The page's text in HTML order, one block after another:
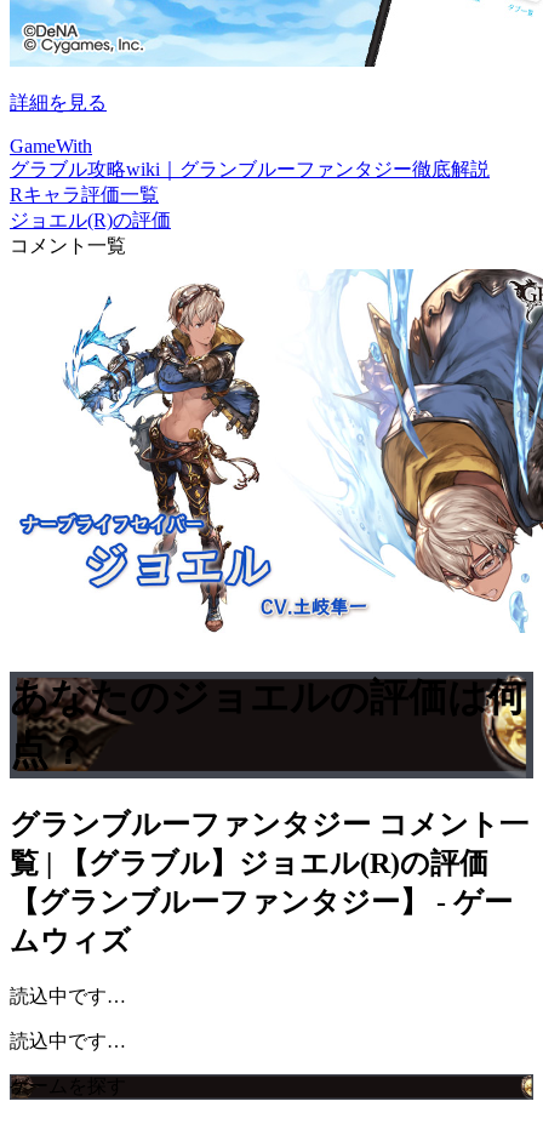
詳細を見る
GameWith
グラブル攻略wiki｜グランブルーファンタジー徹底解説
Rキャラ評価一覧
ジョエル(R)の評価
コメント一覧
あなたのジョエルの評価は何
点？
グランブルーファンタジー コメント一
覧 | 【グラブル】ジョエル(R)の評価
【グランブルーファンタジー】 - ゲー
ムウィズ
読込中です…
読込中です…
ゲームを探す